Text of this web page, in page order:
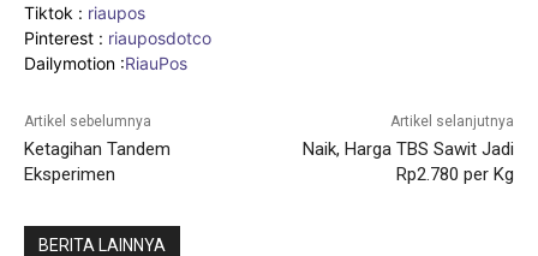
Tiktok : riaupos
Pinterest : riauposdotco
Dailymotion :RiauPos
Artikel sebelumnya
Ketagihan Tandem
Eksperimen
Artikel selanjutnya
Naik, Harga TBS Sawit Jadi
Rp2.780 per Kg
BERITA LAINNYA